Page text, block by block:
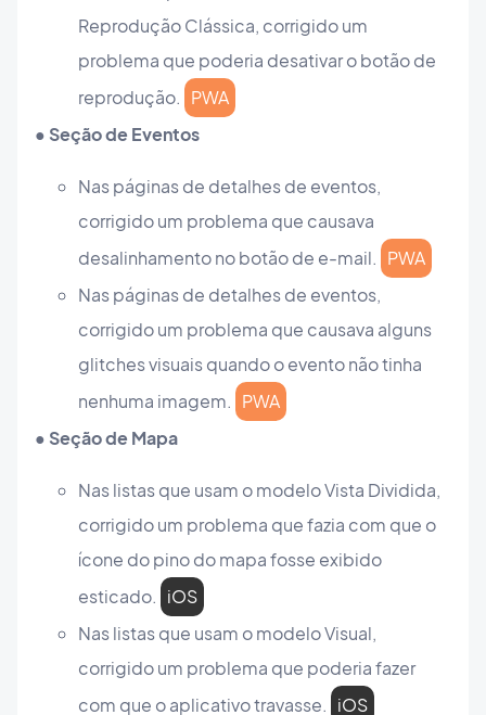
Reprodução Clássica, corrigido um
problema que poderia desativar o botão de
reprodução. PWA
● Seção de Eventos
Nas páginas de detalhes de eventos,
corrigido um problema que causava
desalinhamento no botão de e-mail. PWA
Nas páginas de detalhes de eventos,
corrigido um problema que causava alguns
glitches visuais quando o evento não tinha
nenhuma imagem. PWA
● Seção de Mapa
Nas listas que usam o modelo Vista Dividida,
corrigido um problema que fazia com que o
ícone do pino do mapa fosse exibido
esticado. iOS
Nas listas que usam o modelo Visual,
corrigido um problema que poderia fazer
com que o aplicativo travasse. iOS